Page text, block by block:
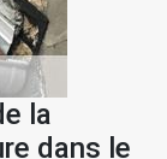
la
dans le